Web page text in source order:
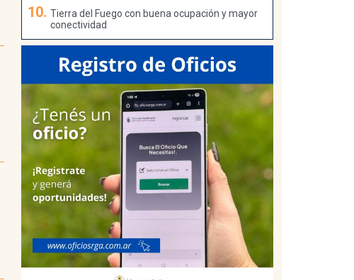
Tierra del Fuego con buena ocupación y mayor
conectividad